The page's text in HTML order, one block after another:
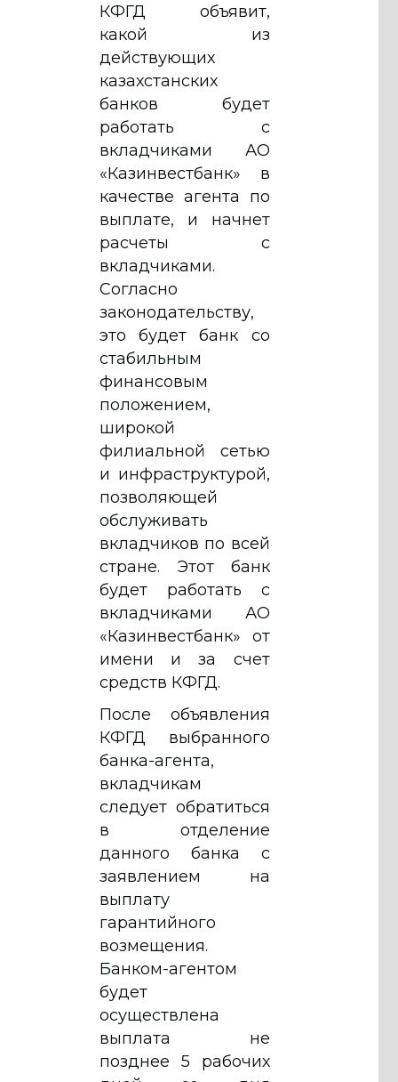
КФГД объявит,
какой из
действующих
казахстанских
банков будет
работать с
вкладчиками АО
«Казинвестбанк» в
качестве агента по
выплате, и начнет
расчеты с
вкладчиками.
Согласно
законодательству,
это будет банк со
стабильным
финансовым
положением,
широкой
филиальной сетью
и инфраструктурой,
позволяющей
обслуживать
вкладчиков по всей
стране. Этот банк
будет работать с
вкладчиками АО
«Казинвестбанк» от
имени и за счет
средств КФГД.
После объявления
КФГД выбранного
банка-агента,
вкладчикам
следует обратиться
в отделение
данного банка с
заявлением на
выплату
гарантийного
возмещения.
Банком-агентом
будет
осуществлена
выплата не
позднее 5 рабочих